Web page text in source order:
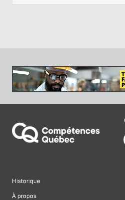
Historique
À propos